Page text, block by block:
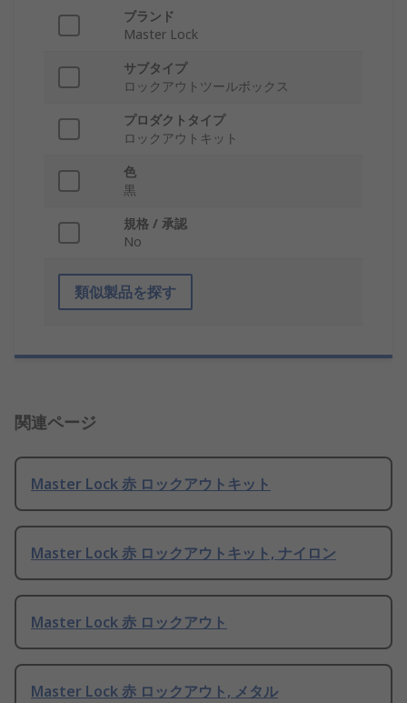
ブランド
Master Lock
サブタイプ
ロックアウトツールボックス
プロダクトタイプ
ロックアウトキット
色
黒
規格 / 承認
No
類似製品を探す
関連ページ
Master Lock 赤 ロックアウトキット
Master Lock 赤 ロックアウトキット, ナイロン
Master Lock 赤 ロックアウト
Master Lock 赤 ロックアウト, メタル